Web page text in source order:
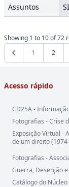
Assuntos
Showing 1 to 10of72
1
2
Acesso rápido
CD25A -
Fotografias - Crise
Exposição Virtual -
de um direito
Fotografias -
Guerra, Deserção
Catálogo do